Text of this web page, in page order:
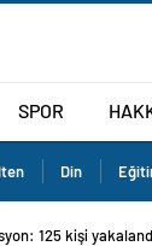
SPOR
Din
125 kişi